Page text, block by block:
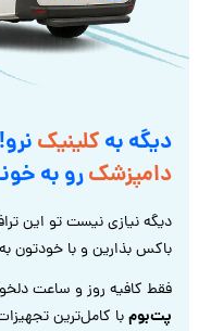
دیگه بهکلینیک
دامپزشکرو به
دیگه نیازی نیست تو این
باکس بذارین و با خودتون
فقط کافیه روز و ساعت
پت‌بومبا کامل‌ترین